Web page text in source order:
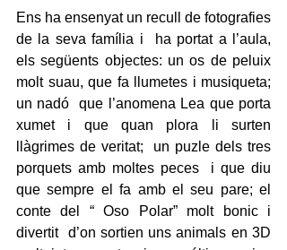
Ens ha ensenyat un recull de fotografies
de la seva família i  ha portat a l’aula,
els següents objectes: un os de peluix
molt suau, que fa llumetes i musiqueta;
un nadó  que l’anomena Lea que porta
xumet i que quan plora li surten
llàgrimes de veritat;  un puzle dels tres
porquets amb moltes peces  i que diu
que sempre el fa amb el seu pare; el
conte del “ Oso Polar” molt bonic i
divertit  d’on sortien uns animals en 3D